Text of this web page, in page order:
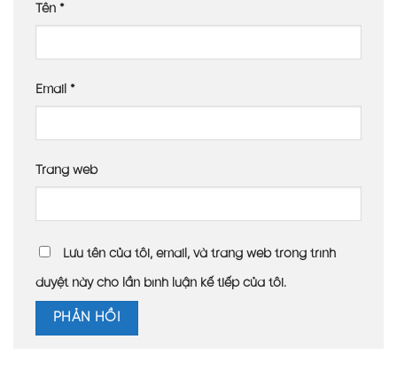
Tên *
Email *
Trang web
Lưu tên của tôi, email, và trang web trong trình
duyệt này cho lần bình luận kế tiếp của tôi.